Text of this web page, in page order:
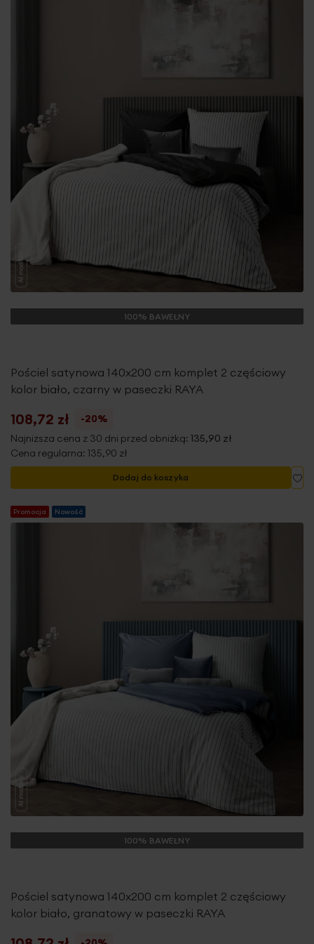
100% BAWEŁNY
Pościel satynowa 140x200 cm komplet 2 częściowy
kolor biało, czarny w paseczki RAYA
108,72 zł
-20%
Najniższa cena z 30 dni przed obniżką: 135,90 zł
Cena regularna: 135,90 zł
Dodaj do koszyka
Promocja Nowość
100% BAWEŁNY
Pościel satynowa 140x200 cm komplet 2 częściowy
kolor biało, granatowy w paseczki RAYA